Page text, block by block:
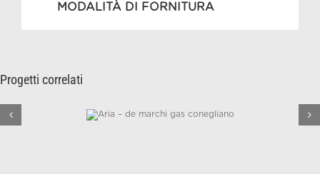
MODALITÀ DI FORNITURA
Progetti correlati